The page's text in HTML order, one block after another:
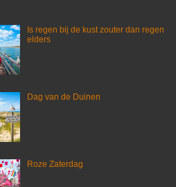
Is regen bij de kust zouter dan regen
elders
Dag van de Duinen
Roze Zaterdag